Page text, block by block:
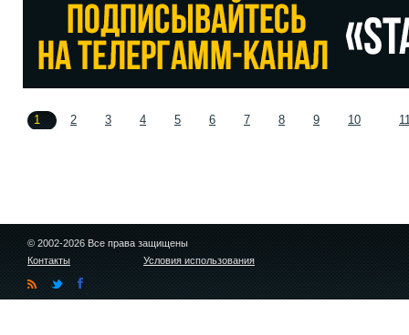
1 2 3 4 5 6 7 8 9 10
© 2002-2026 Все права защищены
Контакты
Условия использования